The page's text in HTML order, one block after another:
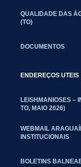
QUALIDADE DAS
(TO)
DOCUMENTOS
ENDEREÇOS UTEIS
LEISHMANIOSES –
TO, MAIO 2026)
WEBMAIL
INSTITUCIONAIS
BOLETINS